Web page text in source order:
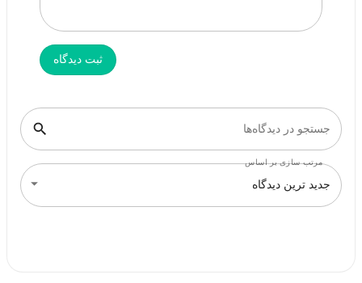
ثبت دیدگاه
جستجو در دیدگاه‌ها
مرتب سازی بر اساس
جدید ترین دیدگاه